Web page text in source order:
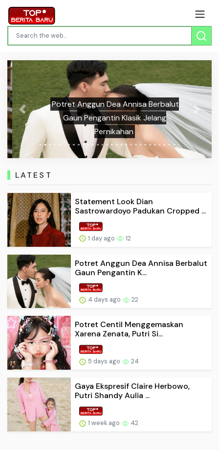
Potret Anggun Dea Annisa Berbalut
Gaun Pengantin Klasik Jelang
Pernikahan
Previous Next
LATEST
Statement Look Dian
Sastrowardoyo Padukan Cropped ...
1 day ago 12
Potret Anggun Dea Annisa Berbalut
Gaun Pengantin K...
4 days ago 22
Potret Centil Menggemaskan
Xarena Zenata, Putri Si...
5 days ago 24
Gaya Ekspresif Claire Herbowo,
Putri Shandy Aulia ...
1 week ago 42